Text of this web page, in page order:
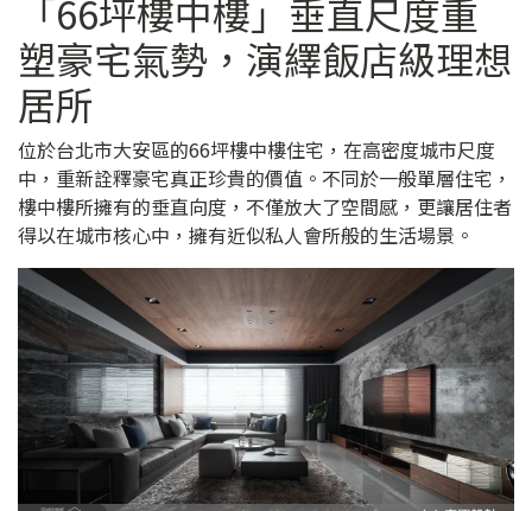
「66坪樓中樓」垂直尺度重
塑豪宅氣勢，演繹飯店級理想
居所
位於台北市大安區的66坪樓中樓住宅，在高密度城市尺度
中，重新詮釋豪宅真正珍貴的價值。不同於一般單層住宅，
樓中樓所擁有的垂直向度，不僅放大了空間感，更讓居住者
得以在城市核心中，擁有近似私人會所般的生活場景。